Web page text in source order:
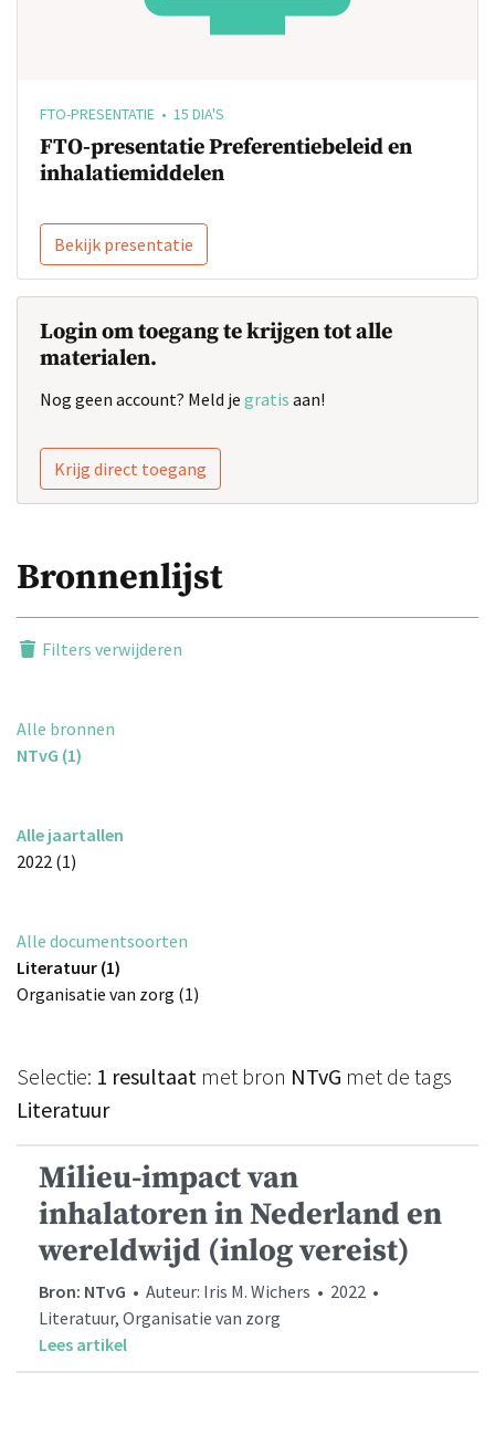
FTO-PRESENTATIE • 15 DIA'S
FTO-presentatie Preferentiebeleid en
inhalatiemiddelen
Bekijk presentatie
Login om toegang te krijgen tot alle
materialen.
Nog geen account? Meld je gratis aan!
Krijg direct toegang
Bronnenlijst
Filters verwijderen
Alle bronnen
NTvG (1)
Alle jaartallen
2022 (1)
Alle documentsoorten
Literatuur (1)
Organisatie van zorg (1)
Selectie: 1 resultaat met bron NTvG met de tags
Literatuur
Milieu-impact van
inhalatoren in Nederland en
wereldwijd (inlog vereist)
Bron: NTvG • Auteur: Iris M. Wichers • 2022 •
Literatuur, Organisatie van zorg
Lees artikel